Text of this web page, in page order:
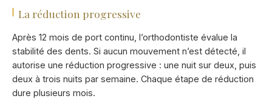
La réduction progressive
Après 12 mois de port continu, l’orthodontiste évalue la
stabilité des dents. Si aucun mouvement n’est détecté, il
autorise une réduction progressive : une nuit sur deux, puis
deux à trois nuits par semaine. Chaque étape de réduction
dure plusieurs mois.